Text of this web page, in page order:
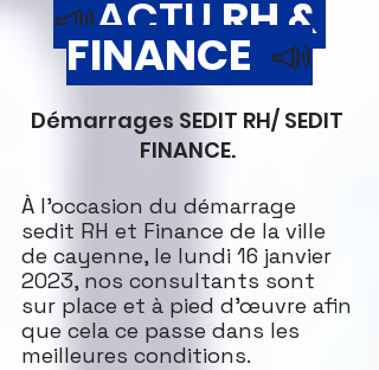
📣ACTU RH &
FINANCE 📣
Démarrages SEDIT RH/ SEDIT
FINANCE.
À l'occasion du démarrage
sedit RH et Finance de la ville
de cayenne, le lundi 16 janvier
2023, nos consultants sont
sur place et à pied d'œuvre afin
que cela ce passe dans les
meilleures conditions.